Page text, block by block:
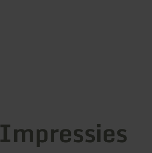
Impressies